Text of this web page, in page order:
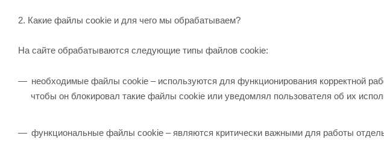
2. Какие файлы сookie и для чего мы обрабатываем?
На сайте обрабатываются следующие типы файлов сookie:
необходимые файлы сookie – используются для функционирования корректной
чтобы он блокировал такие файлы сookie или уведомлял пользователя об их
функциональные файлы сookie – являются критически важными для работы